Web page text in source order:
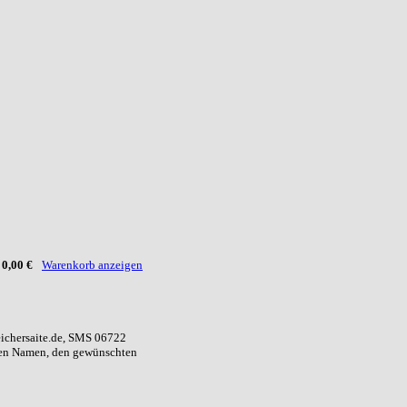
0,00 € Warenkorb anzeigen
SMS 06722
Namen, den gewünschten